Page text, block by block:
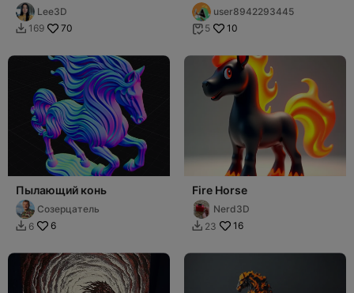
Lee3D
 169 70
user8942293445
 5 10
Пылающий конь
Созерцатель
 6 6
Fire Horse
Nerd3D
 23 16